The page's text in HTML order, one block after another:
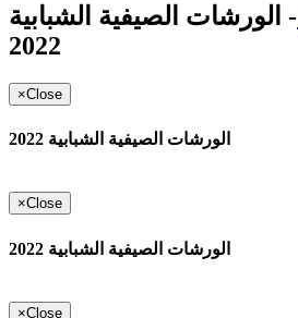
- الورشات الصيفية الشبابية
2022
×Close
الورشات الصيفية الشبابية 2022
×Close
الورشات الصيفية الشبابية 2022
×Close